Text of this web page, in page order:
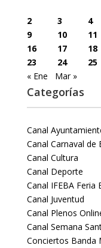
2
3 4
9
10 11
16
17 18
23
24 25
« Ene
Mar »
Categorías
Canal
Canal Carnaval de
Canal Cultura
Canal Deporte
Canal IFEBA Feria
Canal Juventud
Canal Plenos
Canal Semana
Conciertos Banda